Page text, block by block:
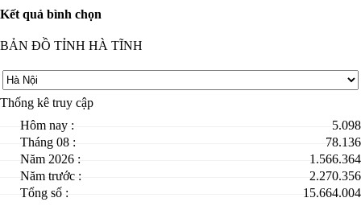
Kết quả bình chọn
BẢN ĐỒ TỈNH HÀ TĨNH
Thống kê truy cập
Hôm nay :
5.098
Tháng 08 :
78.136
Năm 2026 :
1.566.364
Năm trước :
2.270.356
Tổng số :
15.664.004